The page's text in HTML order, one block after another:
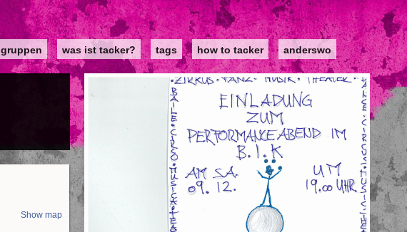
gruppen was ist tacker? tags how to tacker anderswo
Show map